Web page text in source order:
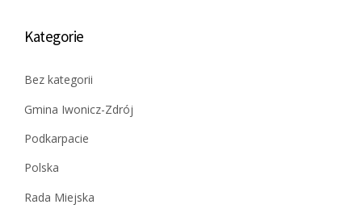
Kategorie
Bez kategorii
Gmina Iwonicz-Zdrój
Podkarpacie
Polska
Rada Miejska